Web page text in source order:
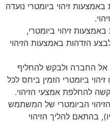
זיהוי ביומטרי נועדה
זיהוי ביומטרי,
הזדהות באמצעות הזיהוי
אל החברה ולבקש להחליף
ביומטרי הזמין ביחס לכל
להחלפת אמצעי הזיהוי.
הביומטרי של המשתמש
בהתאם להליך הזיהוי